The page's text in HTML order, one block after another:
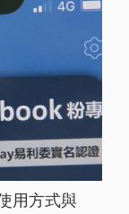
用方式與